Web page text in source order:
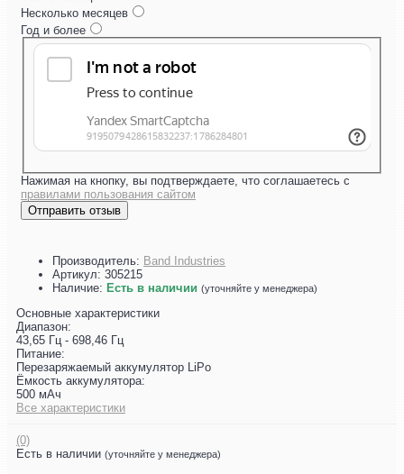
Несколько месяцев
Год и более
Нажимая на кнопку, вы подтверждаете, что соглашаетесь с
правилами пользования сайтом
Отправить отзыв
Производитель: Band Industries
Артикул: 305215
Наличие: Есть в наличии (уточняйте у менеджера)
Основные характеристики
Диапазон:
43,65 Гц - 698,46 Гц
Питание:
Перезаряжаемый аккумулятор LiPo
Ёмкость аккумулятора:
500 мАч
Все характеристики
(0)
Есть в наличии (уточняйте у менеджера)